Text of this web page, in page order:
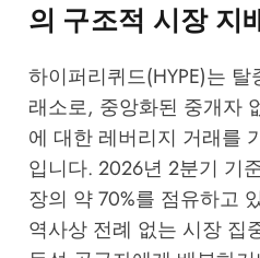
의 구조적 시장 지
하이퍼리퀴드(HYPE)는
래소로, 중앙화된 중개자
에 대한 레버리지 거래를
입니다. 2026년 2분기 기
장의 약 70%를 점유하고
역사상 전례 없는 시장 집